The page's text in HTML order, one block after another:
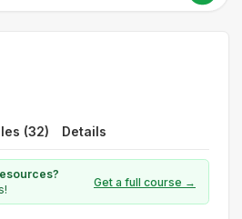
(32) Details
Get a full course →